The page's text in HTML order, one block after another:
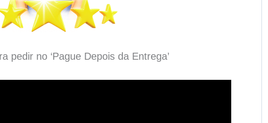
pedir no ‘Pague Depois da Entrega’